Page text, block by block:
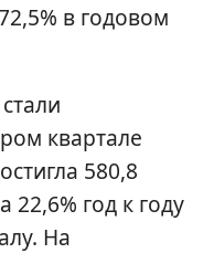
в годовом
квартале
580,8
год к году
На